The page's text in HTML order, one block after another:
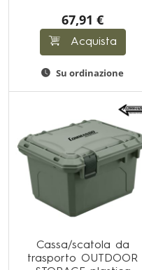
67,91 €
Acquista
Su ordinazione
Cassa/scatola da
trasporto OUTDOOR